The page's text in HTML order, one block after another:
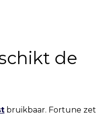
de
bruikbaar. Fortune zet